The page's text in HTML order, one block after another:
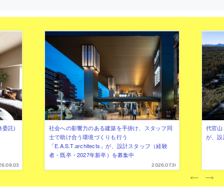
委託)
社会への影響力のある建築を手掛け、スタッフ同
士で助け合う環境づくりも行う
「E.A.S.T.architects」が、設計スタッフ（経験
者・既卒・2027年新卒）を募集中
2026.07.31
代官
が、